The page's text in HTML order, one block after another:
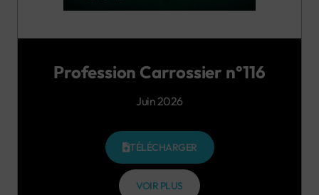
Profession Carrossier n°116
Juin 2026
TÉLÉCHARGER
VOIR PLUS